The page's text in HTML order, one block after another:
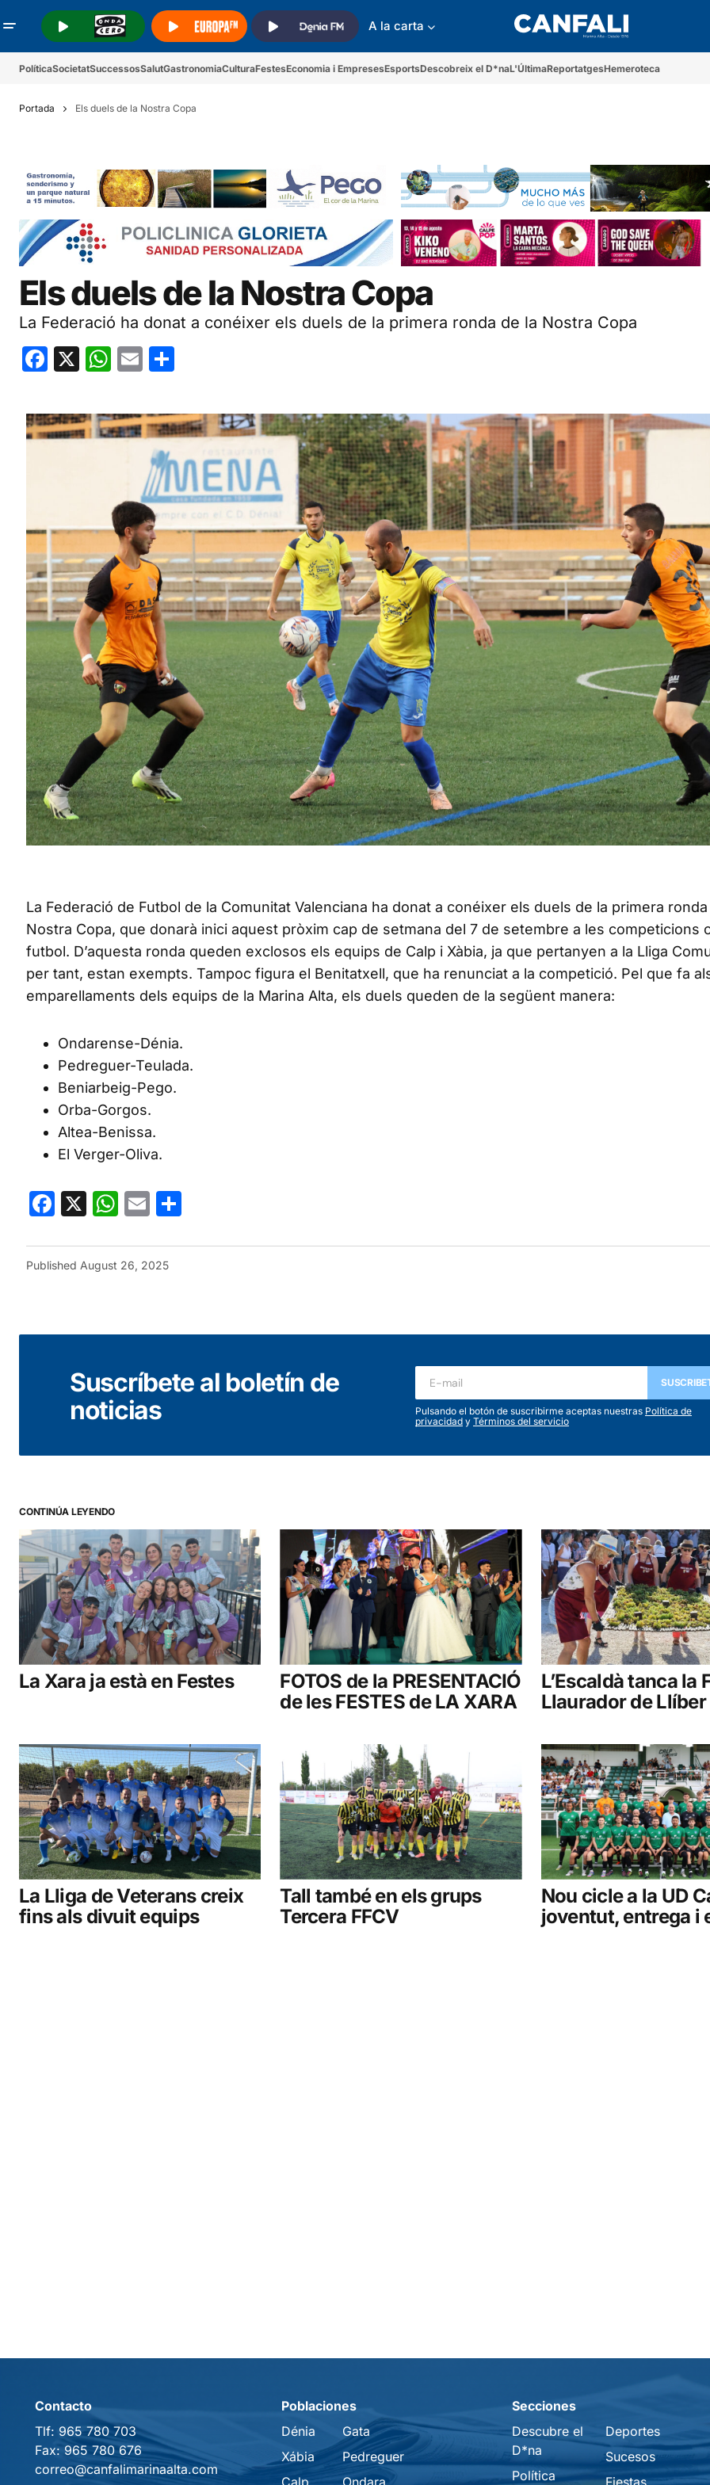
A la carta
PolíticaSocietatSuccessosSalutGastronomiaCulturaFestesEconomia i EmpresesEsportsDescobreix el D*naL'ÚltimaReportatgesHemeroteca
Portada Els duels de la Nostra Copa
Els duels de la Nostra Copa
La Federació ha donat a conéixer els duels de la primera ronda de la Nostra Copa
Facebook
X WhatsApp
Email
La Federació de Futbol de la Comunitat Valenciana ha donat a conéixer els duels de la primera
Nostra Copa, que donarà inici aquest pròxim cap de setmana del 7 de setembre a les competicions
futbol. D’aquesta ronda queden exclosos els equips de Calp i Xàbia, ja que pertanyen a la Lliga
per tant, estan exempts. Tampoc figura el Benitatxell, que ha renunciat a la competició. Pel que fa
emparellaments dels equips de la Marina Alta, els duels queden de la següent manera:
Ondarense-Dénia.
Pedreguer-Teulada.
Beniarbeig-Pego.
Orba-Gorgos.
Altea-Benissa.
El Verger-Oliva.
Facebook
X WhatsApp
Email
Published August 26, 2025
Suscríbete al boletín de
noticias
Pulsando el botón de suscribirme aceptas nuestras Política de
privacidad y Términos del servicio
CONTINÚA LEYENDO
La Xara ja està en Festes
FOTOS de la PRESENTACIÓ
de les FESTES de LA XARA
L’Escaldà tanca la
Llaurador de Llíber
La Lliga de Veterans creix
fins als divuit equips
Tall també en els grups
Tercera FFCV
Nou cicle a la UD
joventut, entrega i
Contacto
Tlf: 965 780 703
Fax: 965 780 676
correo@canfalimarinaalta.com
Poblaciones
Dénia
Xábia
Gata
Pedreguer
Secciones
Descubre el
D*na
Política
Deportes
Sucesos